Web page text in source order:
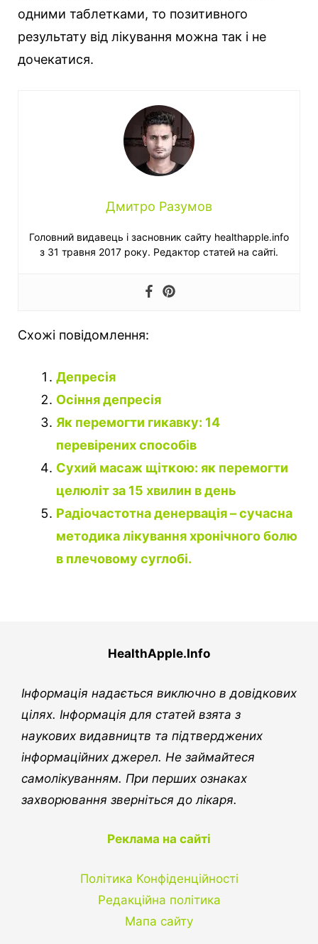
одними таблетками, то позитивного
результату від лікування можна так і не
дочекатися.
Дмитро Разумов
Головний видавець і засновник сайту healthapple.info
з 31 травня 2017 року. Редактор статей на сайті.
Схожі повідомлення:
Депресія
Осіння депресія
Як перемогти гикавку: 14
перевірених способів
Сухий масаж щіткою: як перемогти
целюліт за 15 хвилин в день
Радіочастотна денервація – сучасна
методика лікування хронічного болю
в плечовому суглобі.
HealthApple.Info
Інформація надається виключно в довідкових
цілях. Інформація для статей взята з
наукових видавництв та підтверджених
інформаційних джерел. Не займайтеся
самолікуванням. При перших ознаках
захворювання зверніться до лікаря.
Реклама на сайті
Політика Конфіденційності
Редакційна політика
Мапа сайту